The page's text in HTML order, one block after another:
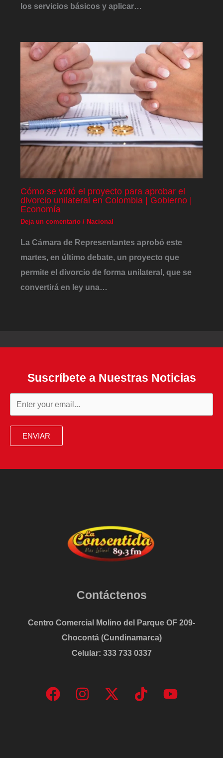
los servicios básicos y aplicar…
Cómo se votó el proyecto para aprobar el
divorcio unilateral en Colombia | Gobierno |
Economía
Deja un comentario / Nacional
La Cámara de Representantes aprobó este
martes, en último debate, un proyecto que
permite el divorcio de forma unilateral, que se
convertirá en ley una…
Suscríbete a Nuestras Noticias
ENVIAR
Contáctenos
Centro Comercial Molino del Parque OF 209-
Chocontá (Cundinamarca)
Celular: 333 733 0337